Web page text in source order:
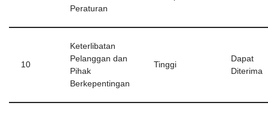
Peraturan
10
Keterlibatan
Pelanggan dan
Pihak
Berkepentingan
Tinggi
Dapat
Diterima